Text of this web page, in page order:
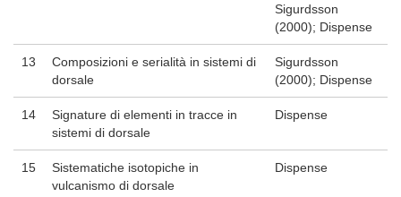
Sigurdsson
(2000); Dispense
13
Composizioni e serialità in sistemi di
dorsale
Sigurdsson
(2000); Dispense
14
Signature di elementi in tracce in
sistemi di dorsale
Dispense
15
Sistematiche isotopiche in
vulcanismo di dorsale
Dispense